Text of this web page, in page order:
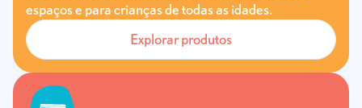
espaços e para crianças de todas as idades.
Explorar produtos